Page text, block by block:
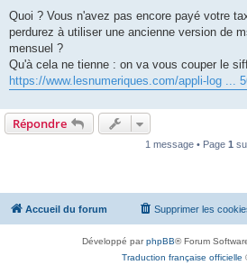
s
a
g
Quoi ? Vous n'avez pas encore payé votre
perdurez à utiliser une ancienne version de
mensuel ?
Qu'à cela ne tienne : on va vous couper le
https://www.lesnumeriques.com/appli-log ...
Répondre
1 message • Page 1
Accueil du forum Supprimer les
Développé parphpBB® Forum
Traduction française officielle